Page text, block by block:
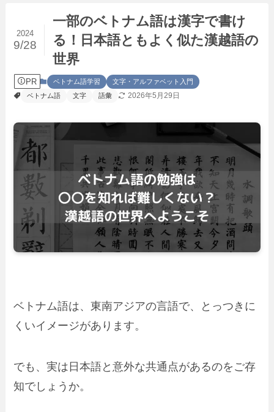
一部のベトナム語は漢字で書け
る！日本語ともよく似た漢越語の
世界
2024
9/28
PR ベトナム語学習
文字・アルファベット入門
ベトナム語
文字 語彙 2026年5月29日
ベトナム語は、東南アジアの言語で、とっつきに
くいイメージがあります。
でも、実は日本語と意外な共通点があるのをご存
知でしょうか。